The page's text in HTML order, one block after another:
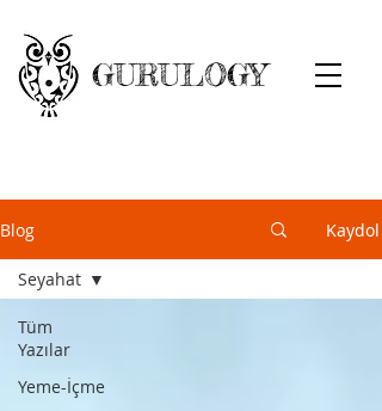
GURULOGY
Blog Kaydol
Tüm
Yazılar
Yeme-İçme
Seyahat